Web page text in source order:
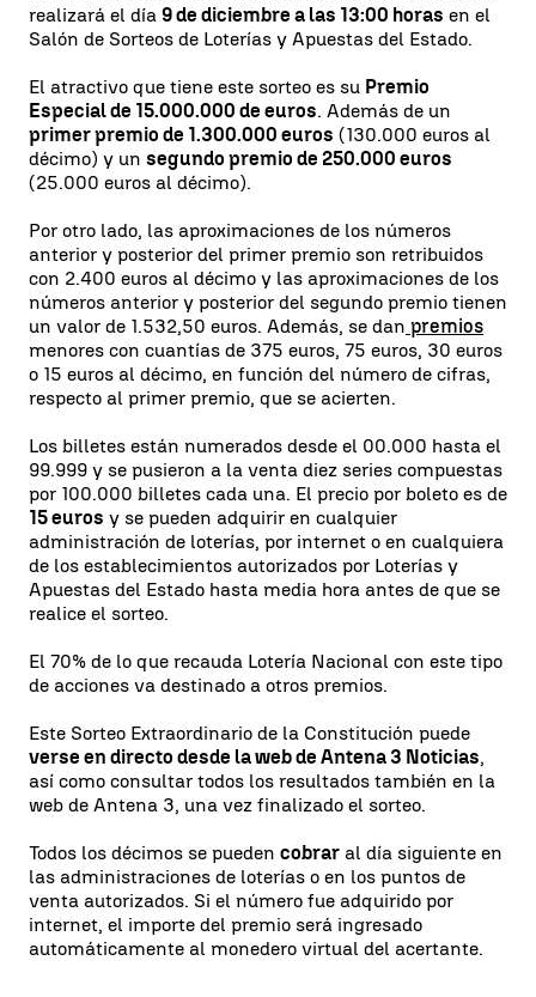
realizará el día 9 de diciembre a las 13:00 horas en el
Salón de Sorteos de Loterías y Apuestas del Estado.
El atractivo que tiene este sorteo es su Premio
Especial de 15.000.000 de euros. Además de un
primer premio de 1.300.000 euros (130.000 euros al
décimo) y un segundo premio de 250.000 euros
(25.000 euros al décimo).
Por otro lado, las aproximaciones de los números
anterior y posterior del primer premio son retribuidos
con 2.400 euros al décimo y las aproximaciones de los
números anterior y posterior del segundo premio tienen
un valor de 1.532,50 euros. Además, se dan premios
menores con cuantías de 375 euros, 75 euros, 30 euros
o 15 euros al décimo, en función del número de cifras,
respecto al primer premio, que se acierten.
Los billetes están numerados desde el 00.000 hasta el
99.999 y se pusieron a la venta diez series compuestas
por 100.000 billetes cada una. El precio por boleto es de
15 euros y se pueden adquirir en cualquier
administración de loterías, por internet o en cualquiera
de los establecimientos autorizados por Loterías y
Apuestas del Estado hasta media hora antes de que se
realice el sorteo.
El 70% de lo que recauda Lotería Nacional con este tipo
de acciones va destinado a otros premios.
Este Sorteo Extraordinario de la Constitución puede
verse en directo desde la web de Antena 3 Noticias,
así como consultar todos los resultados también en la
web de Antena 3, una vez finalizado el sorteo.
Todos los décimos se pueden cobrar al día siguiente en
las administraciones de loterías o en los puntos de
venta autorizados. Si el número fue adquirido por
internet, el importe del premio será ingresado
automáticamente al monedero virtual del acertante.